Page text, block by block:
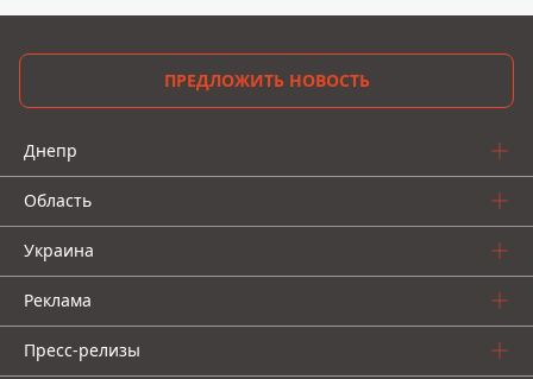
ПРЕДЛОЖИТЬ НОВОСТЬ
Днепр
Область
Украина
Реклама
Пресс-релизы